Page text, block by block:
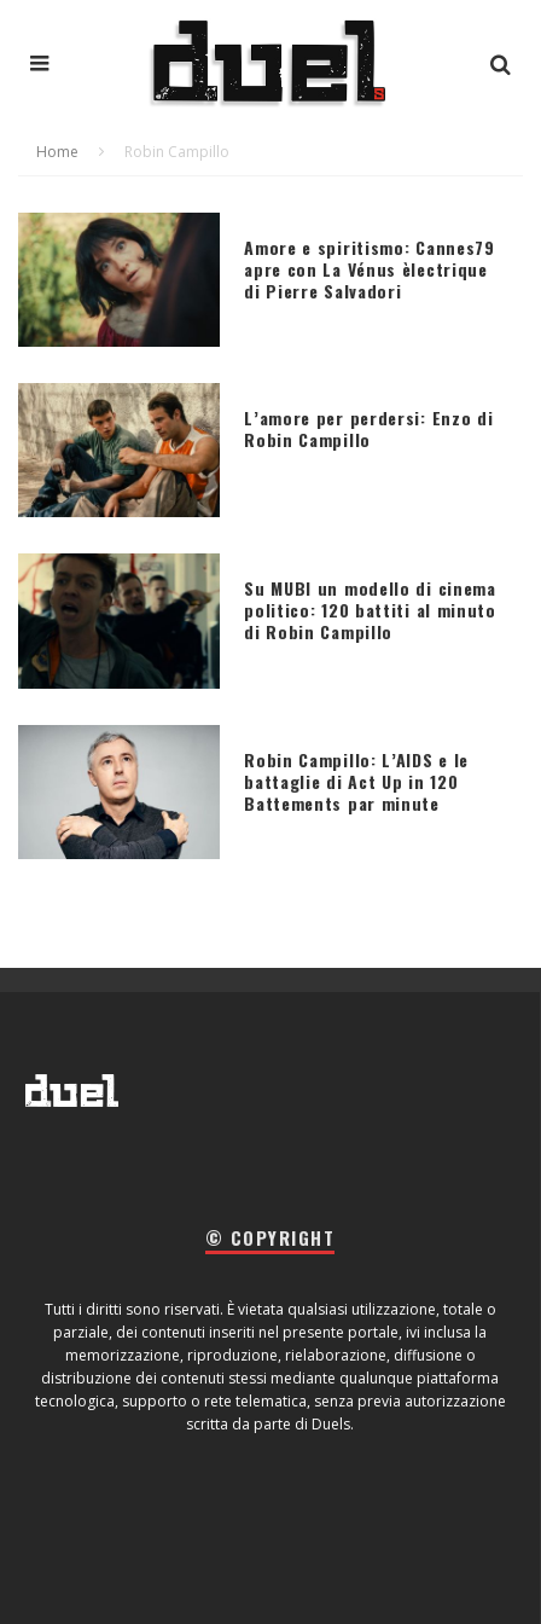
Home Robin Campillo
Amore e spiritismo: Cannes79
apre con La Vénus èlectrique
di Pierre Salvadori
L’amore per perdersi: Enzo di
Robin Campillo
Su MUBI un modello di cinema
politico: 120 battiti al minuto
di Robin Campillo
Robin Campillo: L’AIDS e le
battaglie di Act Up in 120
Battements par minute
© COPYRIGHT
Tutti i diritti sono riservati. È vietata qualsiasi utilizzazione, totale o
parziale, dei contenuti inseriti nel presente portale, ivi inclusa la
memorizzazione, riproduzione, rielaborazione, diffusione o
distribuzione dei contenuti stessi mediante qualunque piattaforma
tecnologica, supporto o rete telematica, senza previa autorizzazione
scritta da parte di Duels.